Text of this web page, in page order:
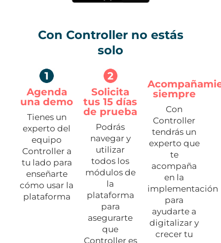
Con Controller no estás
solo
Agenda
una demo
Tienes un
experto del
equipo
Controller a
tu lado para
enseñarte
cómo usar la
plataforma
Solicita
tus 15 días
de prueba
Podrás
navegar y
utilizar
todos los
módulos de
la
plataforma
para
asegurarte
que
Controller es
siempre
Con
Controller
tendrás un
experto que
te
acompaña
en la
implementación
para
ayudarte a
digitalizar y
crecer tu